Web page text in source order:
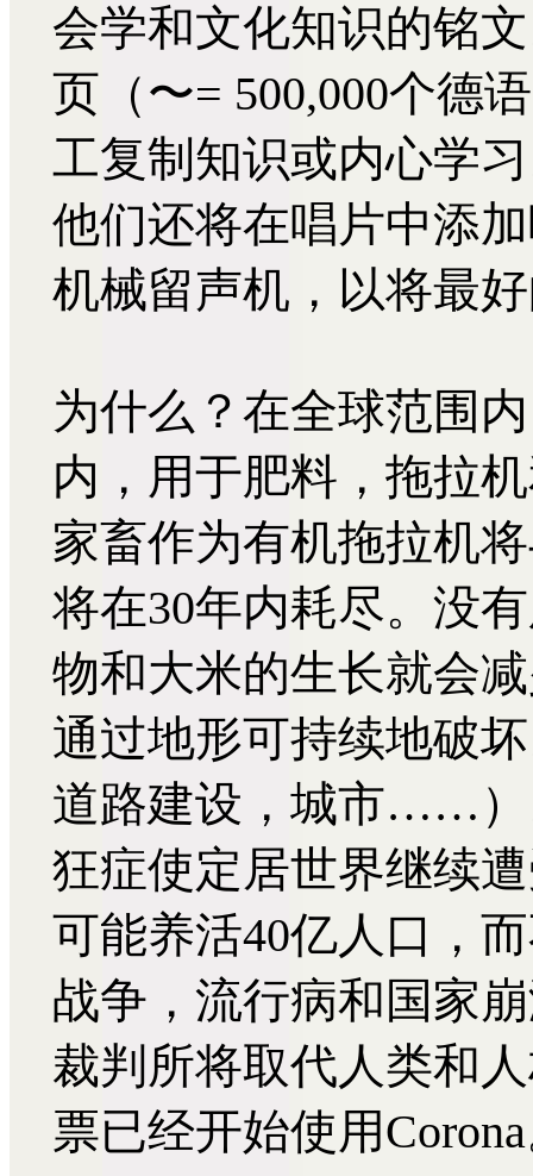
会学和文化知识的铭
页（〜= 500,000个德
工复制知识或内心学
他们还将在唱片中添
机械留声机，以将最
为什么？在全球范围
内，用于肥料，拖拉
家畜作为有机拖拉机
将在30年内耗尽。没
物和大米的生长就会
通过地形可持续地破
道路建设，城市……）
狂症使定居世界继续
可能养活40亿人口，
战争，流行病和国家
裁判所将取代人类和
票已经开始使用